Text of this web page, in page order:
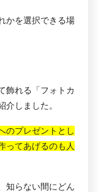
かを選択できる場
飾れる「フォトカ
介しました。
のプレゼントとし
ってあげるのも人
知らない間にどん